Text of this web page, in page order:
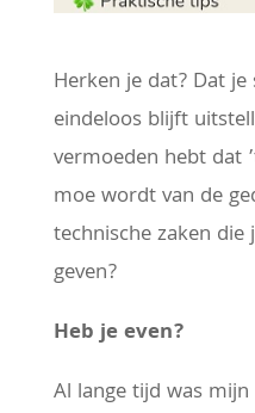
Herken je dat? Dat
eindeloos blijft
vermoeden hebt dat
moe wordt van de
technische zaken
geven?
Heb je even?
Al lange tijd was